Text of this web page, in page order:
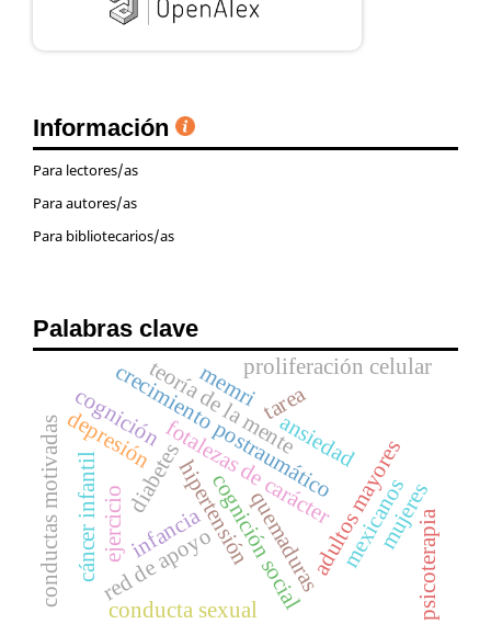
Información
Para lectores/as
Para autores/as
Para bibliotecarios/as
Palabras clave
fotalezas de carácteradultos mayores
hipertensión
diabetes mexicanos
quemaduras
crecimiento postraumático
red de apoyo
teoría de la mente
cognición social
depresión ansiedad
mujerespsicoterapia
infancia
cognición memri
ejercicio
conductas motivadas
proliferación celular
cáncer infantil
conducta sexual
tarea